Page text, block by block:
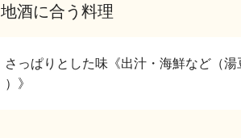
地酒に合う料理
さっぱりとした味《出汁・海鮮など（
）》